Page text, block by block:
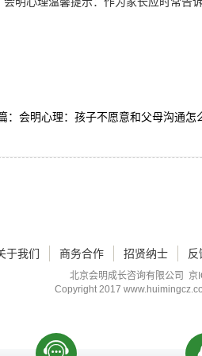
：会明心理：孩子不愿意和父母沟通怎
于我们 商务合作 招贤纳士 反
北京会明成长咨询有限公司 京
Copyright 2017